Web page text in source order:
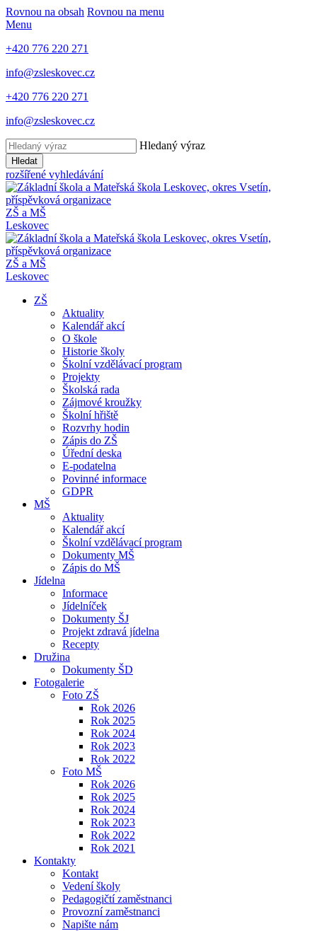
Rovnou na obsah Rovnou na menu
Menu
+420 776 220 271
info@zsleskovec.cz
+420 776 220 271
info@zsleskovec.cz
Hledaný výraz
Hledat
rozšířené vyhledávání
ZŠ a MŠ
Leskovec
ZŠ a MŠ
Leskovec
ZŠ
Aktuality
Kalendář akcí
O škole
Historie školy
Školní vzdělávací program
Projekty
Školská rada
Zájmové kroužky
Školní hřiště
Rozvrhy hodin
Zápis do ZŠ
Úřední deska
E-podatelna
Povinné informace
GDPR
MŠ
Aktuality
Kalendář akcí
Školní vzdělávací program
Dokumenty MŠ
Zápis do MŠ
Jídelna
Informace
Jídelníček
Dokumenty ŠJ
Projekt zdravá jídelna
Recepty
Družina
Dokumenty ŠD
Fotogalerie
Foto ZŠ
Rok 2026
Rok 2025
Rok 2024
Rok 2023
Rok 2022
Foto MŠ
Rok 2026
Rok 2025
Rok 2024
Rok 2023
Rok 2022
Rok 2021
Kontakty
Kontakt
Vedení školy
Pedagogičtí zaměstnanci
Provozní zaměstnanci
Napište nám